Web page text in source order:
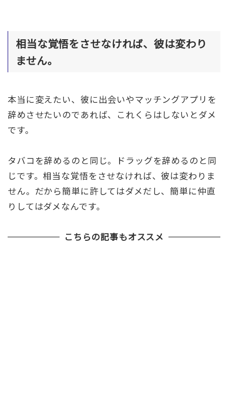
相当な覚悟をさせなければ、彼は変わり
ません。
本当に変えたい、彼に出会いやマッチングアプリを
辞めさせたいのであれば、これくらはしないとダメ
です。
タバコを辞めるのと同じ。ドラッグを辞めるのと同
じです。相当な覚悟をさせなければ、彼は変わりま
せん。だから簡単に許してはダメだし、簡単に仲直
りしてはダメなんです。
こちらの記事もオススメ